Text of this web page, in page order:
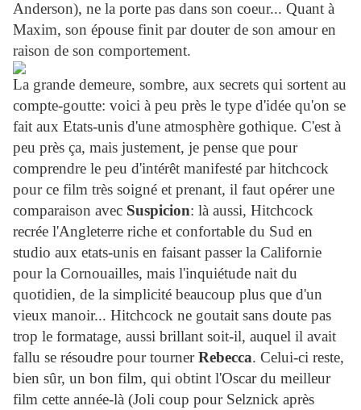
Anderson), ne la porte pas dans son coeur... Quant à
Maxim, son épouse finit par douter de son amour en
raison de son comportement.
La grande demeure, sombre, aux secrets qui sortent au
compte-goutte: voici à peu près le type d'idée qu'on se
fait aux Etats-unis d'une atmosphère gothique. C'est à
peu près ça, mais justement, je pense que pour
comprendre le peu d'intérêt manifesté par hitchcock
pour ce film très soigné et prenant, il faut opérer une
comparaison avec Suspicion: là aussi, Hitchcock
recrée l'Angleterre riche et confortable du Sud en
studio aux etats-unis en faisant passer la Californie
pour la Cornouailles, mais l'inquiétude nait du
quotidien, de la simplicité beaucoup plus que d'un
vieux manoir... Hitchcock ne goutait sans doute pas
trop le formatage, aussi brillant soit-il, auquel il avait
fallu se résoudre pour tournerRebecca. Celui-ci reste,
bien sûr, un bon film, qui obtint l'Oscar du meilleur
film cette année-là (Joli coup pour Selznick après